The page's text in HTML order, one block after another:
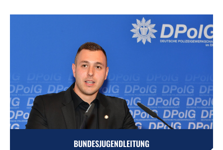
BUNDESJUGENDLEITUNG